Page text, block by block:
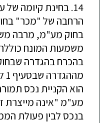
14. בחינת קיומה
הרחבה של "מכר"
בחוק מע"מ, מרבה
משמעות המונח
בהכרח בהגדרה
הוא הקניית נכס
מע"מ "אינה מייצרת
בנכס לבין פעולת